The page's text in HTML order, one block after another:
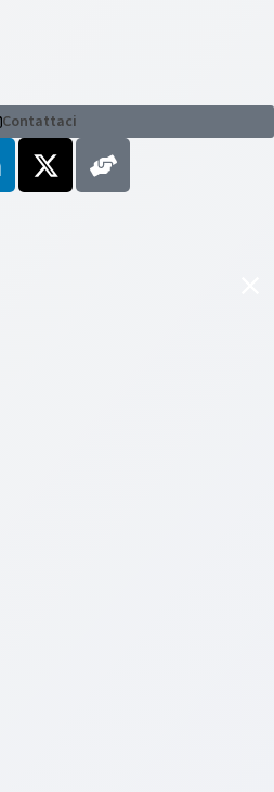
Contattaci